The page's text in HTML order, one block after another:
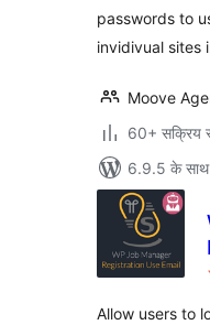
passwords to
invidivual sites
Moove
60+ सक्रिय
6.9.5 के साथ
Allow users to